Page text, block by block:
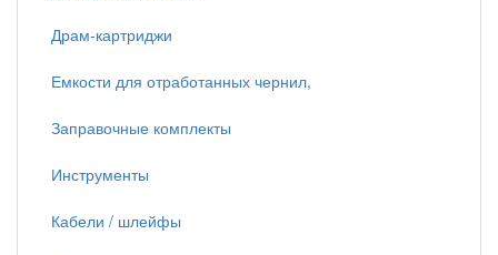
Драм-картриджи
Емкости для отработанных чернил,
Заправочные комплекты
Инструменты
Кабели / шлейфы